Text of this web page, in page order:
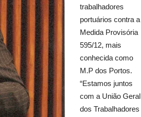
trabalhadores
portuários contra a
Medida Provisória
595/12, mais
conhecida como
M.P dos Portos.
“Estamos juntos
com a União Geral
dos Trabalhadores